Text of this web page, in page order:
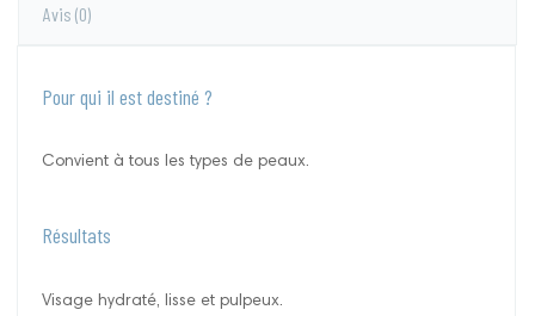
Avis (0)
Pour qui il est destiné ?
Convient à tous les types de peaux.
Résultats
Visage hydraté, lisse et pulpeux.